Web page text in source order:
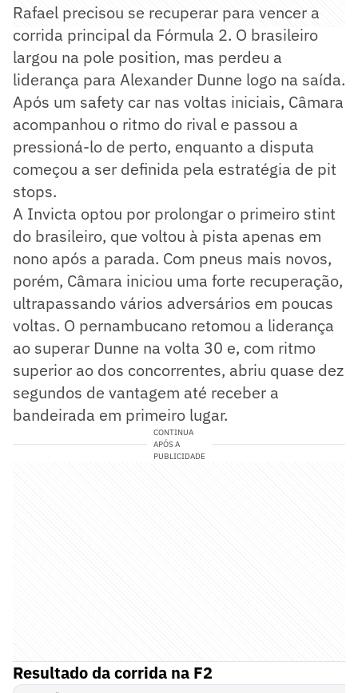
Rafael precisou se recuperar para vencer a
corrida principal da Fórmula 2. O brasileiro
largou na pole position, mas perdeu a
liderança para Alexander Dunne logo na saída.
Após um safety car nas voltas iniciais, Câmara
acompanhou o ritmo do rival e passou a
pressioná-lo de perto, enquanto a disputa
começou a ser definida pela estratégia de pit
stops.
A Invicta optou por prolongar o primeiro stint
do brasileiro, que voltou à pista apenas em
nono após a parada. Com pneus mais novos,
porém, Câmara iniciou uma forte recuperação,
ultrapassando vários adversários em poucas
voltas. O pernambucano retomou a liderança
ao superar Dunne na volta 30 e, com ritmo
superior ao dos concorrentes, abriu quase dez
segundos de vantagem até receber a
bandeirada em primeiro lugar.
CONTINUA
APÓS A
PUBLICIDADE
Resultado da corrida na F2